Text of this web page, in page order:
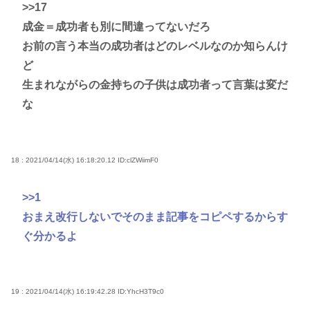
>>17
成金＝成功者も別に間違ってないだろ
お前の言う本当の成功者はどのレベルなのか知らんけ
ど
生まれながらの金持ちの子供は成功者って言葉は変だ
な
18 : 2021/04/14(水) 16:18:20.12 ID:clZWiimF0
>>1
おまえ改行しないでそのまま記事をコピペするからす
ぐ分かるよ
19 : 2021/04/14(水) 16:19:42.28 ID:YhcH3T9c0